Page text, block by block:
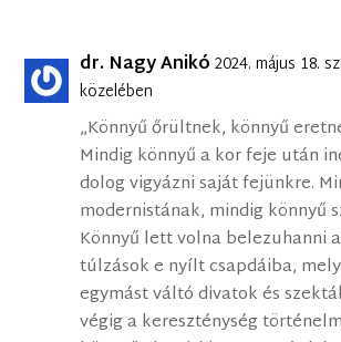
dr. Nagy Anikó 2024. május 18.
közelében
„Könnyű őrültnek, könnyű
Mindig könnyű a kor feje után
dolog vigyázni saját fejünkre.
modernistának, mindig könnyű
Könnyű lett volna belezuhanni
túlzások e nyílt csapdáiba,
egymást váltó divatok és
végig a kereszténység